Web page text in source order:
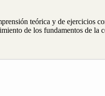
teórica y de ejercicios
de los fundamentos de la